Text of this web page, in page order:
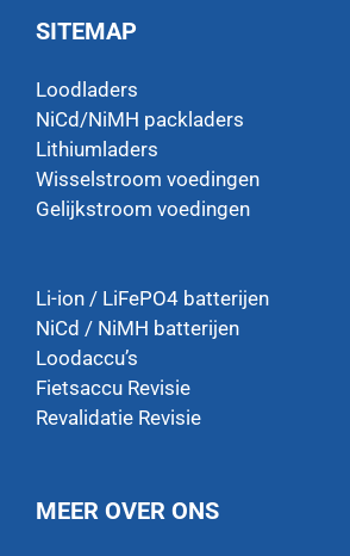
SITEMAP
Loodladers
NiCd/NiMH packladers
Lithiumladers
Wisselstroom voedingen
Gelijkstroom voedingen
Li-ion / LiFePO4 batterijen
NiCd / NiMH batterijen
Loodaccu’s
Fietsaccu Revisie
Revalidatie Revisie
MEER OVER ONS